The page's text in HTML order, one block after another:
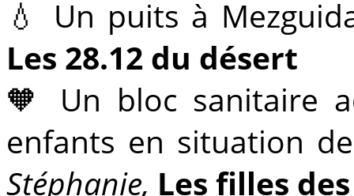
💧 Un puits à
Les 28.12 du désert
🧡 Un bloc sanitaire
enfants en situation
Stéphanie, Les filles